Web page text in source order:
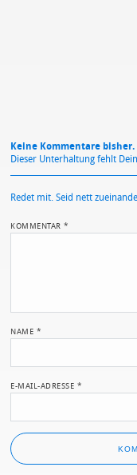
Keine Kommentare bisher.
Dieser Unterhaltung fehlt
Redet mit. Seid nett
KOMMENTAR*
NAME *
E-MAIL-ADRESSE *